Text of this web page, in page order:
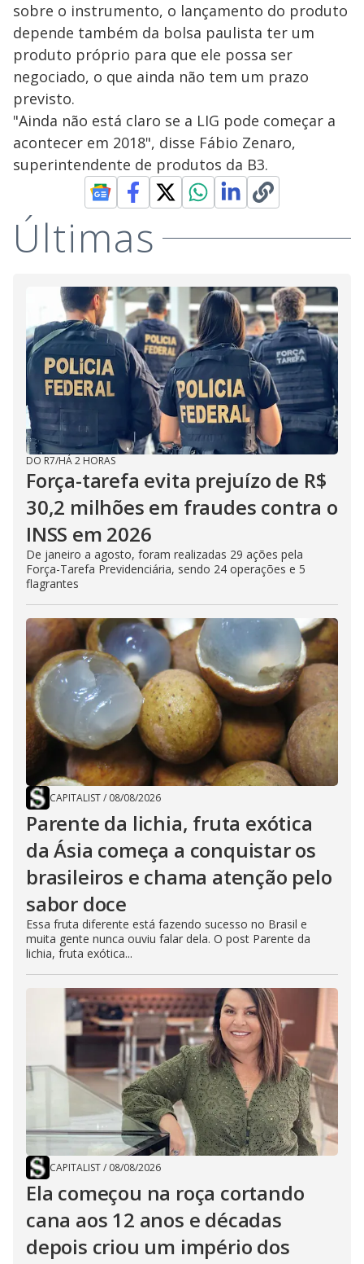
sobre o instrumento, o lançamento do produto
depende também da bolsa paulista ter um
produto próprio para que ele possa ser
negociado, o que ainda não tem um prazo
previsto.
"Ainda não está claro se a LIG pode começar a
acontecer em 2018", disse Fábio Zenaro,
superintendente de produtos da B3.
Últimas
DO R7/HÁ 2 HORAS
Força-tarefa evita prejuízo de R$
30,2 milhões em fraudes contra o
INSS em 2026
De janeiro a agosto, foram realizadas 29 ações pela
Força-Tarefa Previdenciária, sendo 24 operações e 5
flagrantes
CAPITALIST/ 08/08/2026
Parente da lichia, fruta exótica
da Ásia começa a conquistar os
brasileiros e chama atenção pelo
sabor doce
Essa fruta diferente está fazendo sucesso no Brasil e
muita gente nunca ouviu falar dela. O post Parente da
lichia, fruta exótica...
CAPITALIST/ 08/08/2026
Ela começou na roça cortando
cana aos 12 anos e décadas
depois criou um império dos